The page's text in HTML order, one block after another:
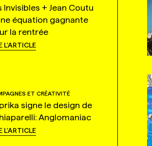
Invisibles + Jean Coutu
équation gagnante
la rentrée
L'ARTICLE
ET CRÉATIVITÉ
signe le design de
Anglomaniac
L'ARTICLE